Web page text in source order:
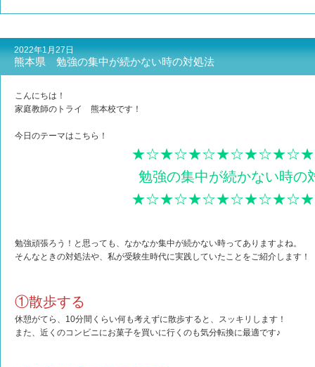
2022年1月27日
熊本県 勉強の集中が続かない時の対処法
こんにちは！
家庭教師のトライ 熊本校です！
今日のテーマはこちら！
勉強の集中が続かない時の
勉強頑張ろう！と思っても、なかなか集中が続かない時ってありますよね。
そんなときの対処法や、私が受験生時代に実践していたことをご紹介します！
①散歩する
休憩がてら、10分間くらい何も考えずに散歩すると、スッキリします！
また、近くのコンビニにお菓子を買いに行くのも気分転換に最適です♪